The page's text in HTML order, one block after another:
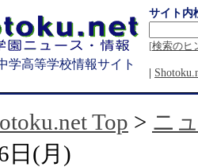
学高等学校情報サイト
サイト内
[検索のヒ
|
Top > ニ
日(月)